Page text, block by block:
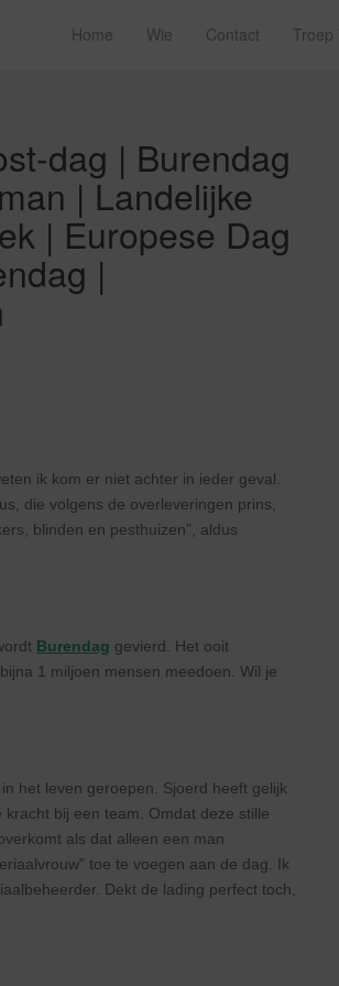
Home Wie Contact Troep
dag | Burendag
| Landelijke
| Europese Dag
|
ik kom er niet achter in ieder geval.
die volgens de overleveringen prins,
blinden en pesthuizen”, aldus
Burendag gevierd. Het ooit
1 miljoen mensen meedoen. Wil je
het leven geroepen. Sjoerd heeft gelijk
bij een team. Omdat deze stille
als dat alleen een man
toe te voegen aan de dag. Ik
Dekt de lading perfect toch,